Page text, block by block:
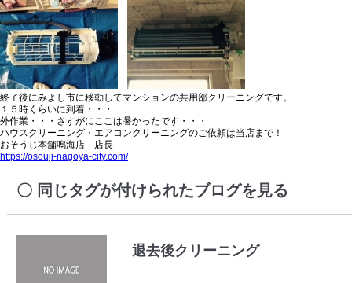
終了後にみよし市に移動してマンションの共用部クリーニングです。
１５時くらいに到着・・・
外作業・・・さすがにここは暑かったです・・・
ハウスクリーニング・エアコンクリーニングのご依頼は当店まで！
おそうじ本舗鳴海店 店長
https://osouji-nagoya-city.com/
同じタグが付けられたブログを見る
退去後クリーニング